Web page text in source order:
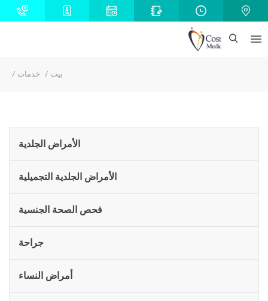
بيت خدمات
الأمراض الجلدية
الأمراض الجلدية التجميلية
فحص الصحة الجنسية
جراحة
أمراض النساء